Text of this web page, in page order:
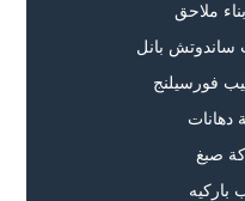
ملاحق
بانل
فورسيلنج
صبغ
باركيه